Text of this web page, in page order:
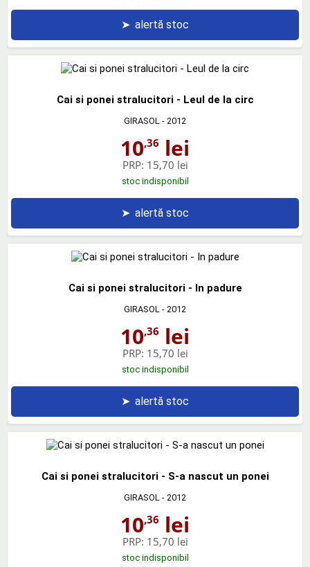
➤ alertă stoc
Cai si ponei stralucitori - Leul de la circ
GIRASOL - 2012
10,36 lei
PRP: 15,70 lei
stoc indisponibil
➤ alertă stoc
Cai si ponei stralucitori - In padure
GIRASOL - 2012
10,36 lei
PRP: 15,70 lei
stoc indisponibil
➤ alertă stoc
Cai si ponei stralucitori - S-a nascut un ponei
GIRASOL - 2012
10,36 lei
PRP: 15,70 lei
stoc indisponibil